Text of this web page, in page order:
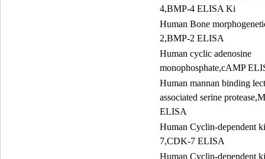
4,BMP-4 ELISA Ki
Human Bone
2,BMP-2 ELISA
Human cyclic adenosine
monophosphate,cAMP
Human mannan binding
associated serine
ELISA
Human Cyclin-dependent
7,CDK-7 ELISA
Human Cyclin-dependent